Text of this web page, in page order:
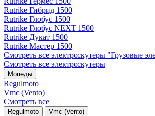
Rutrike Гибрид 1500
Rutrike Глобус 1500
Rutrike Глобус NEXT 1500
Rutrike Дукат 1500
Rutrike Мастер 1500
Смотреть все электро­скутеры "Грузовые
Смотреть все электро­скутеры
Мопеды
Regulmoto
Vmc (Vento)
Смотреть все
Regulmoto Vmc (Vento)